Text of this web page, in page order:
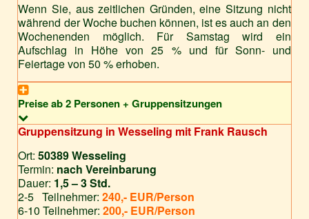
Wenn Sie, aus zeitlichen Gründen, eine Sitzung nicht
während der Woche buchen können, ist es auch an den
Wochenenden möglich. Für Samstag wird ein
Aufschlag in Höhe von 25 % und für Sonn- und
Feiertage von 50 % erhoben.
Preise ab 2 Personen + Gruppensitzungen
Gruppensitzung in Wesseling mit Frank Rausch
Ort:50389 Wesseling
Termin: nach Vereinbarung
Dauer: 1,5 – 3 Std.
2-5 Teilnehmer:240,- EUR/Person
6-10 Teilnehmer:200,- EUR/Person